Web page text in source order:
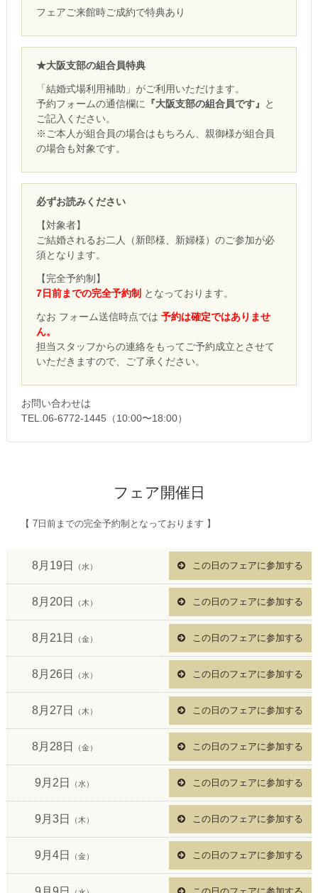
フェアご来館時ご成約で特典あり
★大阪支部の組合員特典
「結婚式場利用補助」がご利用いただけます。
予約フォームの通信欄に 『大阪支部の組合員です』
と
ご記入ください。
※ご本人が組合員の場合はもちろん、親御様が組合員
の場合も対象です。
必ずお読みください
【対象者】
ご結婚されるお二人（新郎様、新婦様）のご参加が必
須となります。
【完全予約制】
7日前までの完全予約制 となっております。
なお フォーム送信時点では 予約は確定ではありませ
ん。
担当スタッフからの連絡をもってご予約成立とさせて
いただきますので、ご了承ください。
お問い合わせは
TEL.06-6772-1445（10:00〜18:00）
フェア開催日
【 7日前までの完全予約制となっております 】
8月19日 （水） この日のフェアに参加する
8月20日 （木） この日のフェアに参加する
8月21日 （金） この日のフェアに参加する
8月26日 （水） この日のフェアに参加する
8月27日 （木） この日のフェアに参加する
8月28日 （金） この日のフェアに参加する
9月2日 （水） この日のフェアに参加する
9月3日 （木） この日のフェアに参加する
9月4日 （金） この日のフェアに参加する